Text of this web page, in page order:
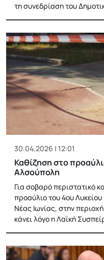
τη συνεδρίαση του
30.04.2026 | 12:01
Καθίζηση στο
Αλσούπολη
Για σοβαρό περιστατικό
προαύλιο του 4ου
Νέας Ιωνίας, στην
κάνει λόγο η Λαϊκή